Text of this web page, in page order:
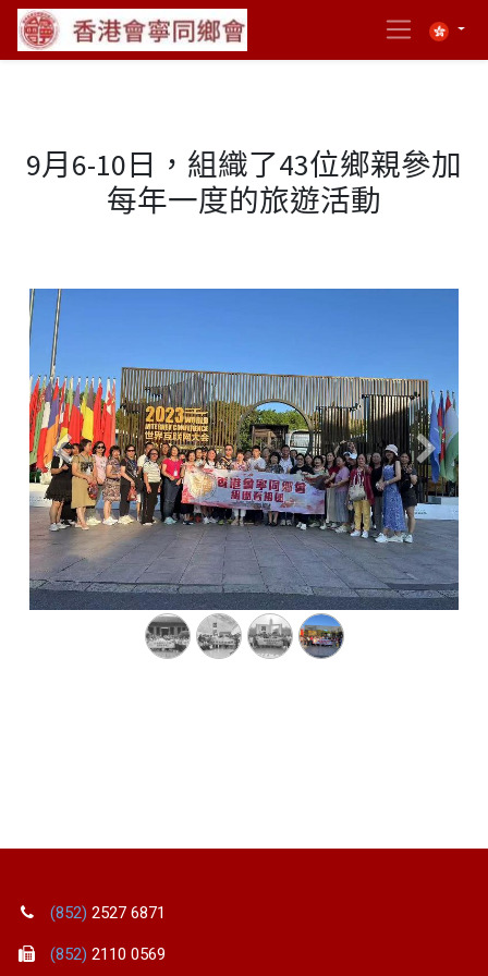
9月6-10日，組織了43位鄉親參加
每年一度的旅遊活動
Previous Next
(852)2527 6871
(852)2110 0569